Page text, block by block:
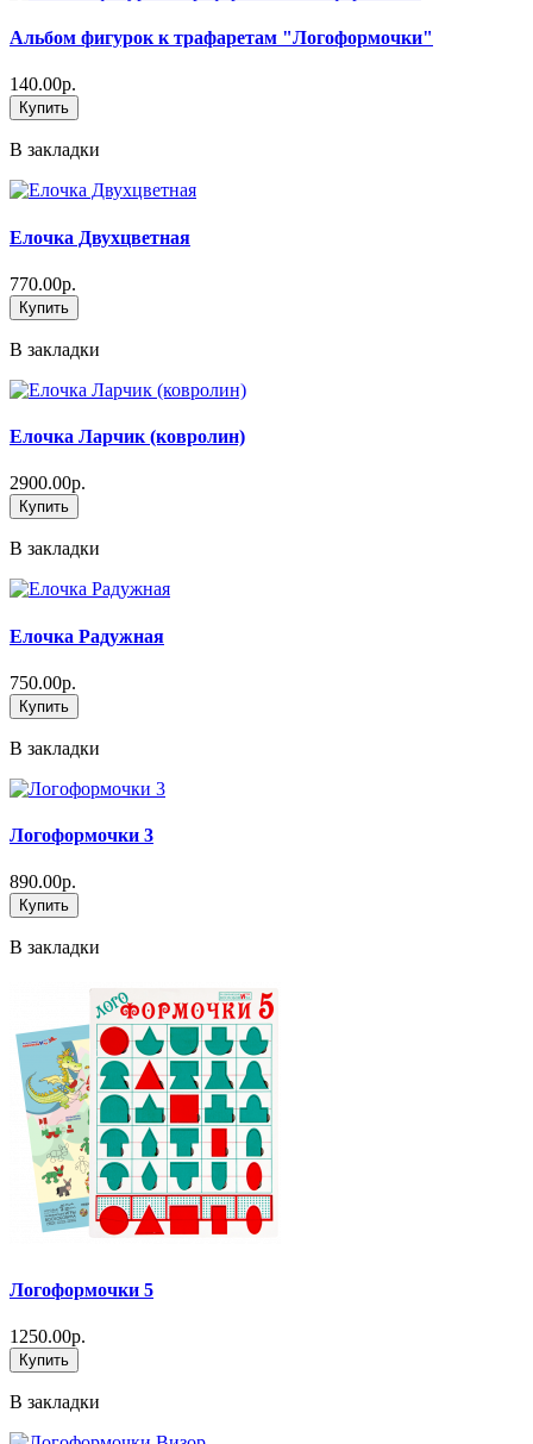
Альбом фигурок к трафаретам "Логоформочки"
140.00р.
Купить
В закладки
Елочка Двухцветная
770.00р.
Купить
В закладки
Елочка Ларчик (ковролин)
2900.00р.
Купить
В закладки
Елочка Радужная
750.00р.
Купить
В закладки
Логоформочки 3
890.00р.
Купить
В закладки
Логоформочки 5
1250.00р.
Купить
В закладки